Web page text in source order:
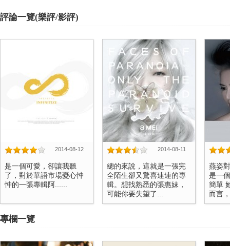
評論一覽(樂評/影評)
2014-08-12
是一個可愛，卻讓我聽
了，對於華語市場憂心忡
忡的一張專輯阿......
2014-08-11
總的來說，這就是一張完
全陌生卻又驚喜連連的專
輯。想找熟悉的張惠妹，
可能你要失望了...
燕姿
是一
簡單
而言
專欄一覽